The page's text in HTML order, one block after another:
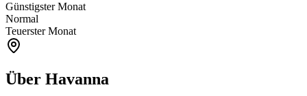
Günstigster Monat
Normal
Teuerster Monat
Über Havanna